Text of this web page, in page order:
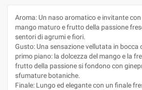
Aroma: Un naso aromatico e invitante
mango maturo e frutto della passione
sentori di agrumi e fiori.
Gusto: Una sensazione vellutata in
primo piano: la dolcezza del mango e la
frutto della passione si fondono con
sfumature botaniche.
Finale: Lungo ed elegante con un finale